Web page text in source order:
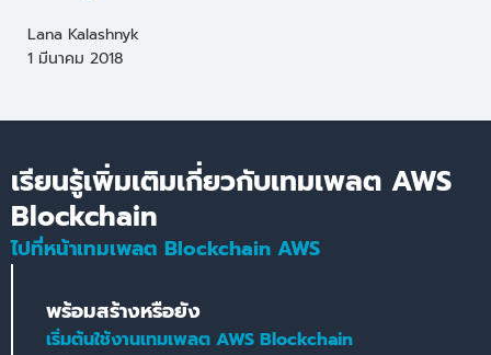
Lana Kalashnyk
1 มีนาคม 2018
เรียนรู้เพิ่มเติมเกี่ยวกับเทมเพลต AWS
Blockchain
ไปที่หน้าเทมเพลต Blockchain AWS
พร้อมสร้างหรือยัง
เริ่มต้นใช้งานเทมเพลต AWS Blockchain